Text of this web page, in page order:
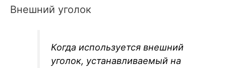
Внешний уголок
Когда используется внешний
уголок, устанавливаемый на